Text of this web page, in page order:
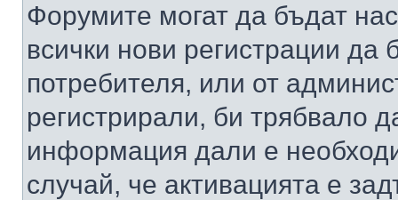
Форумите могат да бъдат
всички нови регистрации да
потребителя, или от
регистрирали, би трябвало
информация дали е
случай, че активацията е